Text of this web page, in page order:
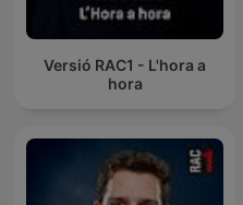
Versió RAC1 - L'hora a
hora